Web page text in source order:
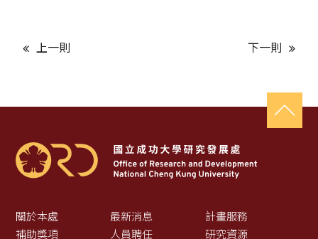
上一則 下一則
關於本處 最新消息
計畫服務
補助獎項
人員聘任 研究資源